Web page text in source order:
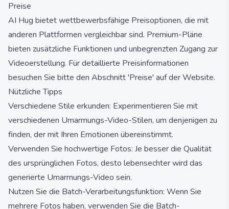
Preise
AI Hug bietet wettbewerbsfähige Preisoptionen, die mit
anderen Plattformen vergleichbar sind. Premium-Pläne
bieten zusätzliche Funktionen und unbegrenzten Zugang zur
Videoerstellung. Für detaillierte Preisinformationen
besuchen Sie bitte den Abschnitt 'Preise' auf der Website.
Nützliche Tipps
Verschiedene Stile erkunden: Experimentieren Sie mit
verschiedenen Umarmungs-Video-Stilen, um denjenigen zu
finden, der mit Ihren Emotionen übereinstimmt.
Verwenden Sie hochwertige Fotos: Je besser die Qualität
des ursprünglichen Fotos, desto lebensechter wird das
generierte Umarmungs-Video sein.
Nutzen Sie die Batch-Verarbeitungsfunktion: Wenn Sie
mehrere Fotos haben, verwenden Sie die Batch-